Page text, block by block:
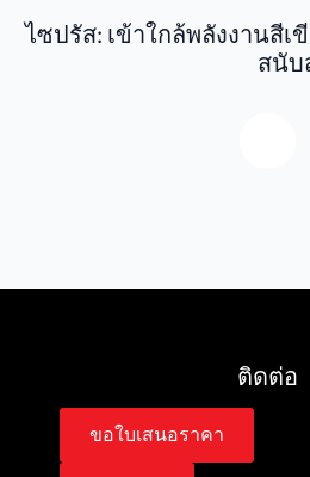
ไซปรัส: เข้าใกล้พลังงานสี
สนับ
ติดต่อ
ขอใบเสนอราคา